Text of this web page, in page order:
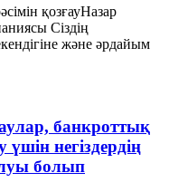
қозғауНазар
Сіздің
және әрдайым
банкроттық
үшін негіздердің
болып